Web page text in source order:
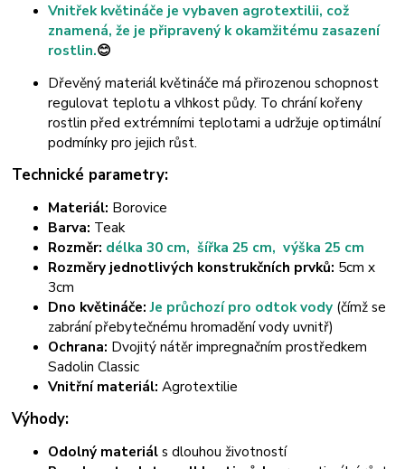
Vnitřek květináče je vybaven agrotextilii, což
znamená, že je připravený k okamžitému zasazení
rostlin.😊
Dřevěný materiál květináče má přirozenou schopnost
regulovat teplotu a vlhkost půdy. To chrání kořeny
rostlin před extrémními teplotami a udržuje optimální
podmínky pro jejich růst.
Technické parametry:
Materiál: Borovice
Barva: Teak
Rozměr: délka 30 cm, šířka 25 cm, výška 25 cm
Rozměry jednotlivých konstrukčních prvků: 5cm x
3cm
Dno květináče:Je průchozí pro odtok vody (čímž se
zabrání přebytečnému hromadění vody uvnitř)
Ochrana: Dvojitý nátěr impregnačním prostředkem
Sadolin Classic
Vnitřní materiál: Agrotextilie
Výhody:
Odolný materiáls dlouhou životností